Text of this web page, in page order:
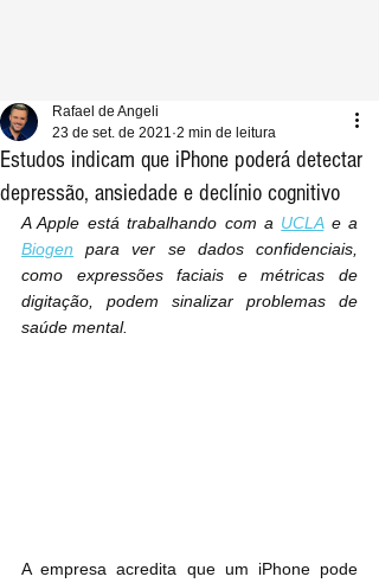
Estudos indicam que iPhone poderá detectar
depressão, ansiedade e declínio cognitivo
Rafael de Angeli
23 de set. de 2021 2 min de leitura
A Apple está trabalhando com a UCLA
Biogen para ver se dados confidenciais,
como expressões faciais e métricas de
digitação, podem sinalizar problemas de
saúde mental.
A empresa acredita que um iPhone pode